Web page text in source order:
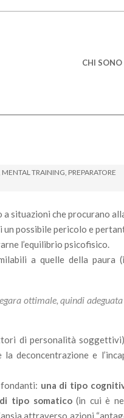
CHI SONO
MENTAL TRAINING, PREPARATORE
situazioni che procurano
un possibile pericolo e
l’equilibrio psicofisico.
a quelle della paura
ottimale, quindi
di personalità
deconcentrazione e
una di tipo
tipo somatico(in cui è
attraverso azioni